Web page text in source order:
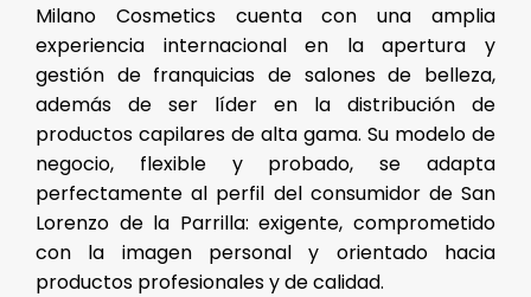
Milano Cosmetics cuenta con una amplia
experiencia internacional en la apertura y
gestión de franquicias de salones de belleza,
además de ser líder en la distribución de
productos capilares de alta gama. Su modelo de
negocio, flexible y probado, se adapta
perfectamente al perfil del consumidor de San
Lorenzo de la Parrilla: exigente, comprometido
con la imagen personal y orientado hacia
productos profesionales y de calidad.